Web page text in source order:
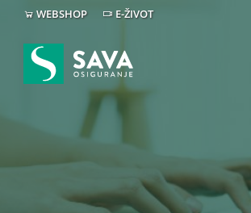
WEBSHOP E-ŽIVOT